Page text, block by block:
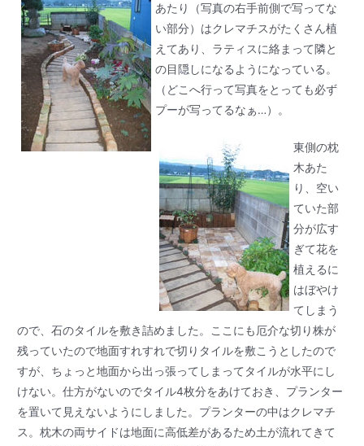
あたり（写真の右手前側で写ってな
い部分）はクレマチスがたくさん植
えてあり、ラティスに絡まって隣と
の目隠しになるようになっている。
（どこへ行って写真をとっても必ず
プーが写ってるなぁ…）。
東側の枕
木あた
り、空い
ていた部
分が広す
ぎて花を
植えるに
はぼやけ
てしまう
ので、石のタイルを敷き詰めました。ここにも厄介な切り株が
残っていたので地面すれすれで切りタイルを敷こうとしたので
すが、ちょっと地面から出っ張ってしまってタイルが水平にし
けない。仕方がないのでタイル4枚分をあけておき、プランター
を置いて見えないようにしました。プランターの中はクレマチ
ス。枕木の両サイドは地面に高低差があるため土が流れてきて